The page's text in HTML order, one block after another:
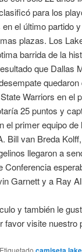
para los
el último partido
plazas. Los
barrida de la
que Dallas
Warriors en el
25 puntos y
el primer equipo
Bill van Breda
llegaron a
Conferencia
Garnett y a Ray
y también le
favor visite nuestro
Etiquetado